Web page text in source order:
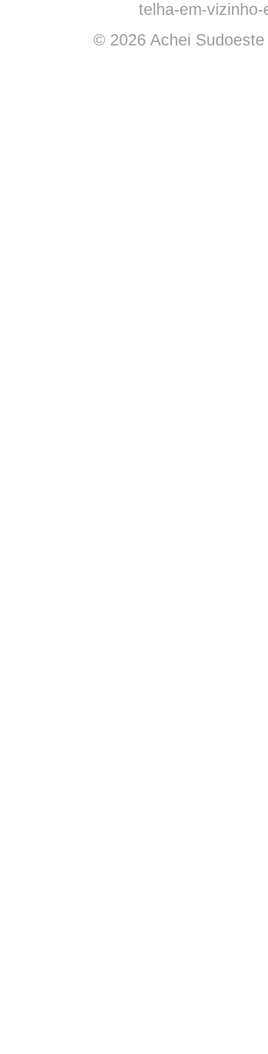
telha-em-
© 2026 Achei